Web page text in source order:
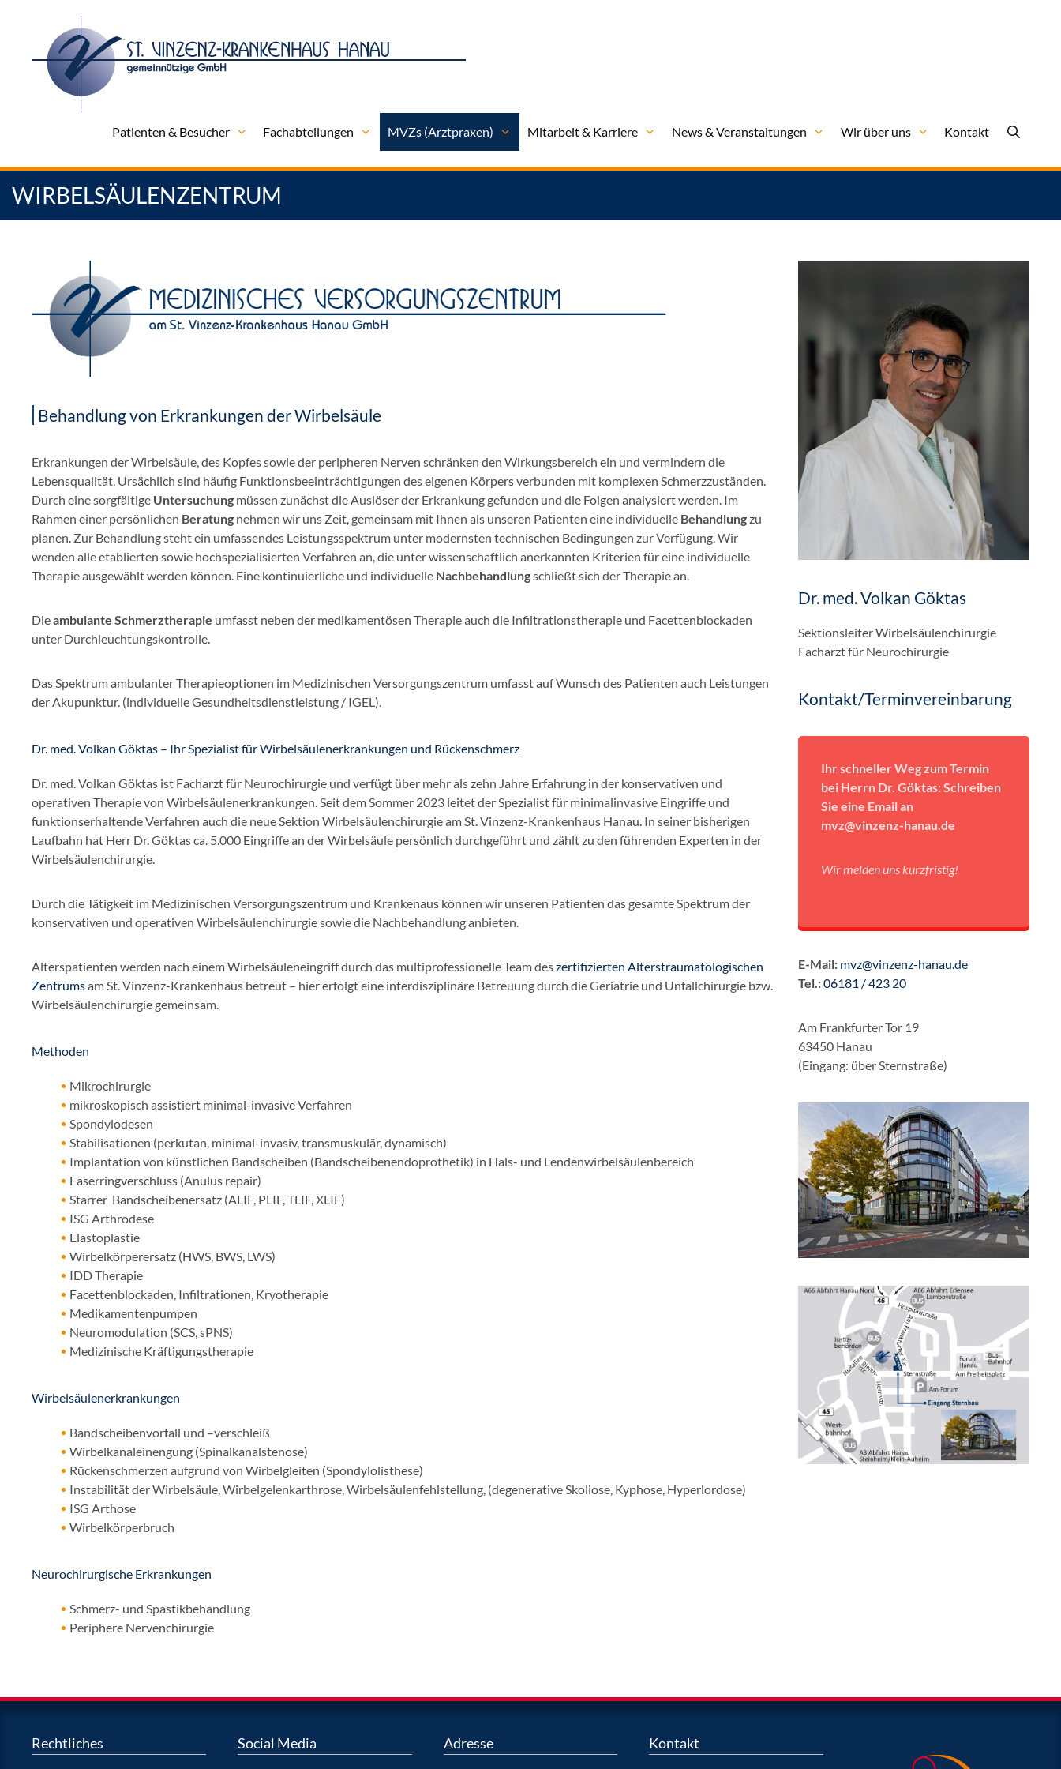
Patienten & Besucher Fachabteilungen MVZs (Arztpraxen) Mitarbeit & Karriere News & Veranstaltungen Wir über uns Kontakt
WIRBELSÄULENZENTRUM
Behandlung von Erkrankungen der Wirbelsäule
Erkrankungen der Wirbelsäule, des Kopfes sowie der peripheren Nerven schränken den Wirkungsbereich ein und vermindern die
Lebensqualität. Ursächlich sind häufig Funktionsbeeinträchtigungen des eigenen Körpers verbunden mit komplexen Schmerzzuständen.
Durch eine sorgfältige Untersuchung müssen zunächst die Auslöser der Erkrankung gefunden und die Folgen analysiert werden. Im
Rahmen einer persönlichen Beratung nehmen wir uns Zeit, gemeinsam mit Ihnen als unseren Patienten eine individuelle Behandlungzu
planen. Zur Behandlung steht ein umfassendes Leistungsspektrum unter modernsten technischen Bedingungen zur Verfügung. Wir
wenden alle etablierten sowie hochspezialisierten Verfahren an, die unter wissenschaftlich anerkannten Kriterien für eine individuelle
Therapie ausgewählt werden können. Eine kontinuierliche und individuelle Nachbehandlungschließt sich der Therapie an.
Dieambulante Schmerztherapie umfasst neben der medikamentösen Therapie auch die Infiltrationstherapie und Facettenblockaden
unter Durchleuchtungskontrolle.
Das Spektrum ambulanter Therapieoptionen im Medizinischen Versorgungszentrum umfasst auf Wunsch des Patienten auch Leistungen
der Akupunktur. (individuelle Gesundheitsdienstleistung / IGEL).
Dr. med. Volkan Göktas – Ihr Spezialist für Wirbelsäulenerkrankungen und Rückenschmerz
Dr. med. Volkan Göktas ist Facharzt für Neurochirurgie und verfügt über mehr als zehn Jahre Erfahrung in der konservativen und
operativen Therapie von Wirbelsäulenerkrankungen. Seit dem Sommer 2023 leitet der Spezialist für minimalinvasive Eingriffe und
funktionserhaltende Verfahren auch die neue Sektion Wirbelsäulenchirurgie am St. Vinzenz-Krankenhaus Hanau. In seiner bisherigen
Laufbahn hat Herr Dr. Göktas ca. 5.000 Eingriffe an der Wirbelsäule persönlich durchgeführt und zählt zu den führenden Experten in der
Wirbelsäulenchirurgie.
Durch die Tätigkeit im Medizinischen Versorgungszentrum und Krankenaus können wir unseren Patienten das gesamte Spektrum der
konservativen und operativen Wirbelsäulenchirurgie sowie die Nachbehandlung anbieten.
Alterspatienten werden nach einem Wirbelsäuleneingriff durch das multiprofessionelle Team deszertifizierten Alterstraumatologischen
Zentrumsam St. Vinzenz-Krankenhaus betreut – hier erfolgt eine interdisziplinäre Betreuung durch die Geriatrie und Unfallchirurgie bzw.
Wirbelsäulenchirurgie gemeinsam.
Methoden
Mikrochirurgie
mikroskopisch assistiert minimal-invasive Verfahren
Spondylodesen
Stabilisationen (perkutan, minimal-invasiv, transmuskulär, dynamisch)
Implantation von künstlichen Bandscheiben (Bandscheibenendoprothetik) in Hals- und Lendenwirbelsäulenbereich
Faserringverschluss (Anulus repair)
Starrer Bandscheibenersatz (ALIF, PLIF, TLIF, XLIF)
ISG Arthrodese
Elastoplastie
Wirbelkörperersatz (HWS, BWS, LWS)
IDD Therapie
Facettenblockaden, Infiltrationen, Kryotherapie
Medikamentenpumpen
Neuromodulation (SCS, sPNS)
Medizinische Kräftigungstherapie
Wirbelsäulenerkrankungen
Bandscheibenvorfall und –verschleiß
Wirbelkanaleinengung (Spinalkanalstenose)
Rückenschmerzen aufgrund von Wirbelgleiten (Spondylolisthese)
Instabilität der Wirbelsäule, Wirbelgelenkarthrose, Wirbelsäulenfehlstellung, (degenerative Skoliose, Kyphose, Hyperlordose)
ISG Arthose
Wirbelkörperbruch
Neurochirurgische Erkrankungen
Schmerz- und Spastikbehandlung
Periphere Nervenchirurgie
Dr. med. Volkan Göktas
Sektionsleiter Wirbelsäulenchirurgie
Facharzt für Neurochirurgie
Kontakt/Terminvereinbarung
Ihr schneller Weg zum Termin
bei Herrn Dr. Göktas: Schreiben
Sie eine Email an
mvz@vinzenz-hanau.de
Wir melden uns kurzfristig!
E-Mail: mvz@vinzenz-hanau.de
Tel.:06181 / 423 20
Am Frankfurter Tor 19
63450 Hanau
(Eingang: über Sternstraße)
Rechtliches Social Media Adresse Kontakt